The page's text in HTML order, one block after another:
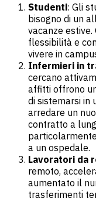
Studenti: Gli
bisogno di un
vacanze
flessibilità e
vivere in
Infermieri in
cercano
affitti offrono
di sistemarsi in
arredare un
contratto a
a un ospedale.
Lavoratori da
remoto,
aumentato il
trasferimenti